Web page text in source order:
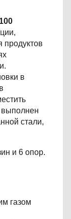
продуктов
в
выполнен
стали,
и 6 опор.
газом